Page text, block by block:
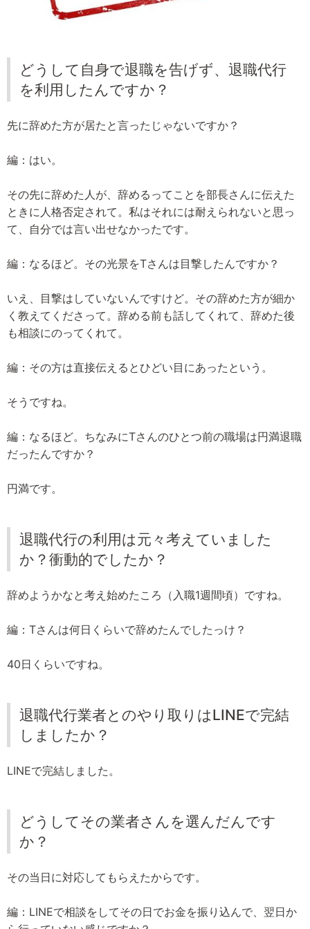
どうして自身で退職を告げず、退職代行
を利用したんですか？
先に辞めた方が居たと言ったじゃないですか？
編：はい。
その先に辞めた人が、辞めるってことを部長さんに伝えた
ときに人格否定されて。私はそれには耐えられないと思っ
て、自分では言い出せなかったです。
編：なるほど。その光景をTさんは目撃したんですか？
いえ、目撃はしていないんですけど。その辞めた方が細か
く教えてくださって。辞める前も話してくれて、辞めた後
も相談にのってくれて。
編：その方は直接伝えるとひどい目にあったという。
そうですね。
編：なるほど。ちなみにTさんのひとつ前の職場は円満退職
だったんですか？
円満です。
退職代行の利用は元々考えていました
か？衝動的でしたか？
辞めようかなと考え始めたころ（入職1週間頃）ですね。
編：Tさんは何日くらいで辞めたんでしたっけ？
40日くらいですね。
退職代行業者とのやり取りはLINEで完結
しましたか？
LINEで完結しました。
どうしてその業者さんを選んだんです
か？
その当日に対応してもらえたからです。
編：LINEで相談をしてその日でお金を振り込んで、翌日か